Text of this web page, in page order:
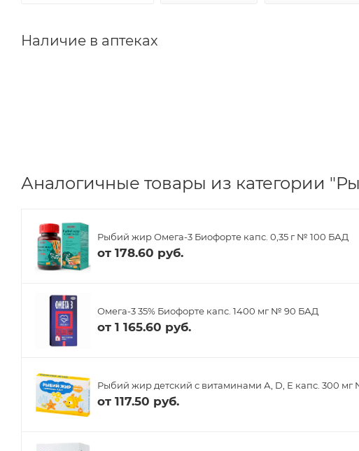
Наличие в аптеках
Аналогичные товары из категории
Рыбий жир Омега-3 Биофорте капс. 0,35 г № 100 БАД
от 178.60 руб.
Омега-3 35% Биофорте капс. 1400 мг № 90 БАД
от 1 165.60 руб.
Рыбий жир детский с витаминами А, D, Е капс. 300
от 117.50 руб.